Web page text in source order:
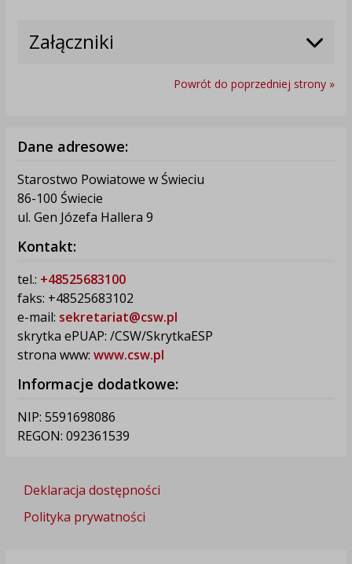
Załączniki
Powrót do poprzedniej strony »
Dane adresowe:
Starostwo Powiatowe w Świeciu
86-100 Świecie
ul. Gen Józefa Hallera 9
Kontakt:
tel.: +48525683100
faks: +48525683102
e-mail: sekretariat@csw.pl
skrytka ePUAP: /CSW/SkrytkaESP
strona www: www.csw.pl
Informacje dodatkowe:
NIP: 5591698086
REGON: 092361539
Deklaracja dostępności
Polityka prywatności